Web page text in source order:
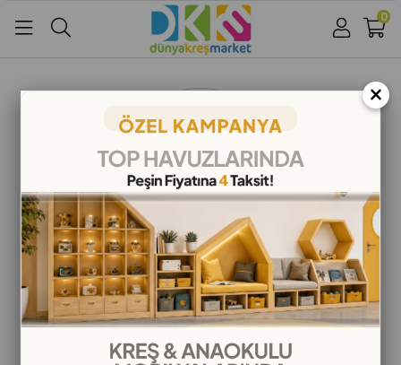
Google İle Bağlan
0
×